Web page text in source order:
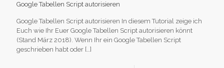
Google Tabellen Script autorisieren
Google Tabellen Script autorisieren In diesem Tutorial zeige ich
Euch wie Ihr Euer Google Tabellen Script autorisieren könnt
(Stand März 2018). Wenn Ihr ein Google Tabellen Script
geschrieben habt oder […]